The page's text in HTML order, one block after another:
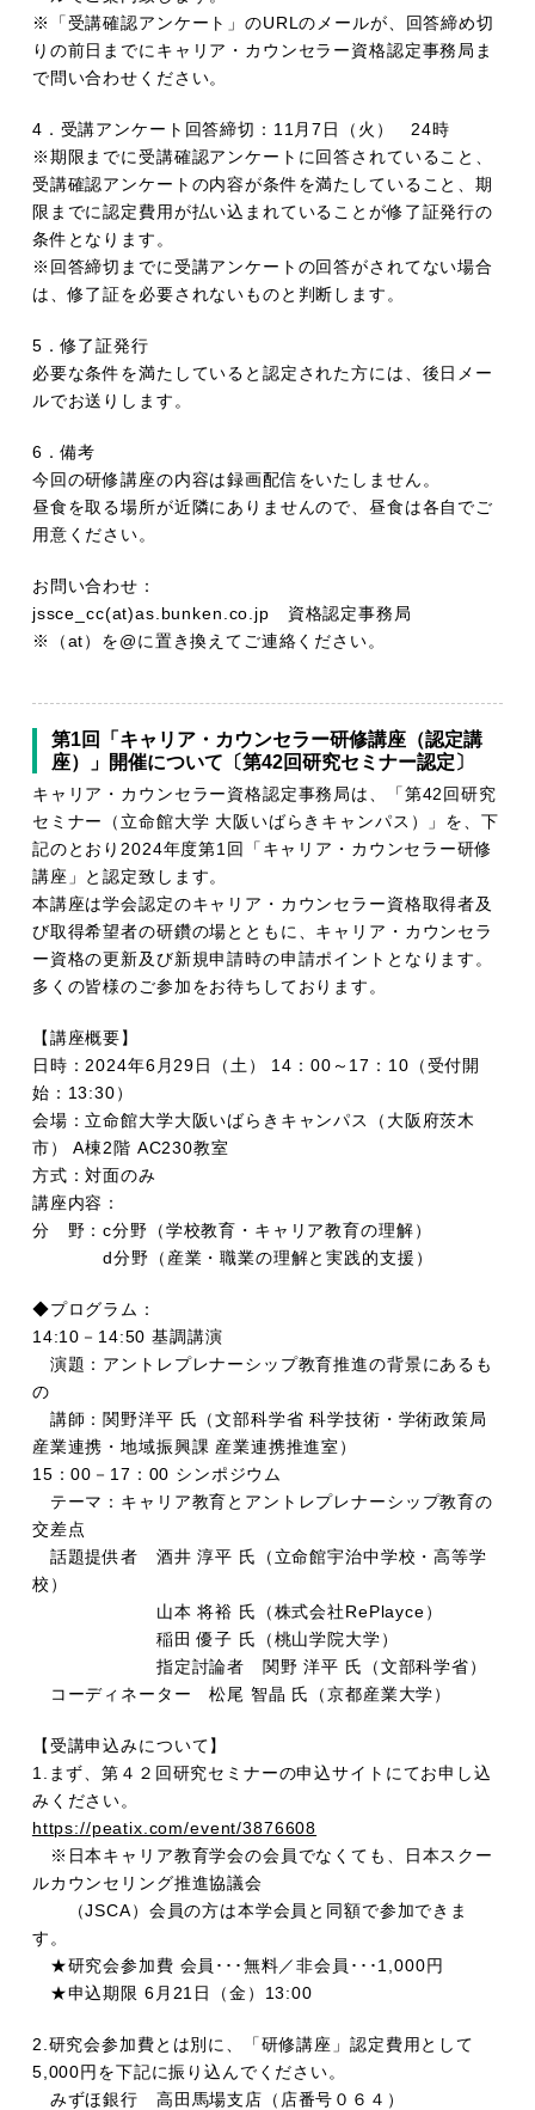
※「受講確認アンケート」のURLのメールが、回答締め切
りの前日までにキャリア・カウンセラー資格認定事務局ま
で問い合わせください。
4．受講アンケート回答締切：11月7日（火） 24時
※期限までに受講確認アンケートに回答されていること、
受講確認アンケートの内容が条件を満たしていること、期
限までに認定費用が払い込まれていることが修了証発行の
条件となります。
※回答締切までに受講アンケートの回答がされてない場合
は、修了証を必要されないものと判断します。
5．修了証発行
必要な条件を満たしていると認定された方には、後日メー
ルでお送りします。
6．備考
今回の研修講座の内容は録画配信をいたしません。
昼食を取る場所が近隣にありませんので、昼食は各自でご
用意ください。
お問い合わせ：
jssce_cc(at)as.bunken.co.jp 資格認定事務局
※（at）を@に置き換えてご連絡ください。
第1回「キャリア・カウンセラー研修講座（認定講
座）」開催について〔第42回研究セミナー認定〕
キャリア・カウンセラー資格認定事務局は、「第42回研究
セミナー（立命館大学 大阪いばらきキャンパス）」を、下
記のとおり2024年度第1回「キャリア・カウンセラー研修
講座」と認定致します。
本講座は学会認定のキャリア・カウンセラー資格取得者及
び取得希望者の研鑽の場とともに、キャリア・カウンセラ
ー資格の更新及び新規申請時の申請ポイントとなります。
多くの皆様のご参加をお待ちしております。
【講座概要】
日時：2024年6月29日（土） 14：00～17：10（受付開
始：13:30）
会場：立命館大学大阪いばらきキャンパス（大阪府茨木
市） A棟2階 AC230教室
方式：対面のみ
講座内容：
分 野：c分野（学校教育・キャリア教育の理解）
d分野（産業・職業の理解と実践的支援）
◆プログラム：
14:10－14:50 基調講演
演題：アントレプレナーシップ教育推進の背景にあるも
の
講師：関野洋平 氏（文部科学省 科学技術・学術政策局
産業連携・地域振興課 産業連携推進室）
15：00－17：00 シンポジウム
テーマ：キャリア教育とアントレプレナーシップ教育の
交差点
話題提供者 酒井 淳平 氏（立命館宇治中学校・高等学
校）
山本 将裕 氏（株式会社RePlayce）
稲田 優子 氏（桃山学院大学）
指定討論者 関野 洋平 氏（文部科学省）
コーディネーター 松尾 智晶 氏（京都産業大学）
【受講申込みについて】
1.まず、第４２回研究セミナーの申込サイトにてお申し込
みください。
https://peatix.com/event/3876608
※日本キャリア教育学会の会員でなくても、日本スクー
ルカウンセリング推進協議会
（JSCA）会員の方は本学会員と同額で参加できま
す。
★研究会参加費 会員･･･無料／非会員･･･1,000円
★申込期限 6月21日（金）13:00
2.研究会参加費とは別に、「研修講座」認定費用として
5,000円を下記に振り込んでください。
みずほ銀行 高田馬場支店（店番号０６４）